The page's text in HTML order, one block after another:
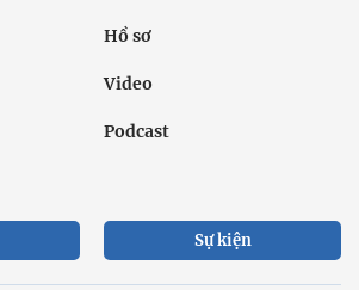
Hồ sơ
Video
Podcast
Sự kiện